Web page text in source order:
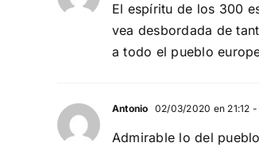
El espíritu de los 300
vea desbordada de
a todo el pueblo
Antonio 02/03/2020 en 21:12 -
Admirable lo del